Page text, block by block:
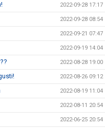
2022-09-28 17:17
2022-09-28 08:54
2022-09-21 07:47
2022-09-19 14:04
2022-08-28 19:00
2022-08-26 09:12
2022-08-19 11:04
2022-08-11 20:54
2022-06-25 20:54